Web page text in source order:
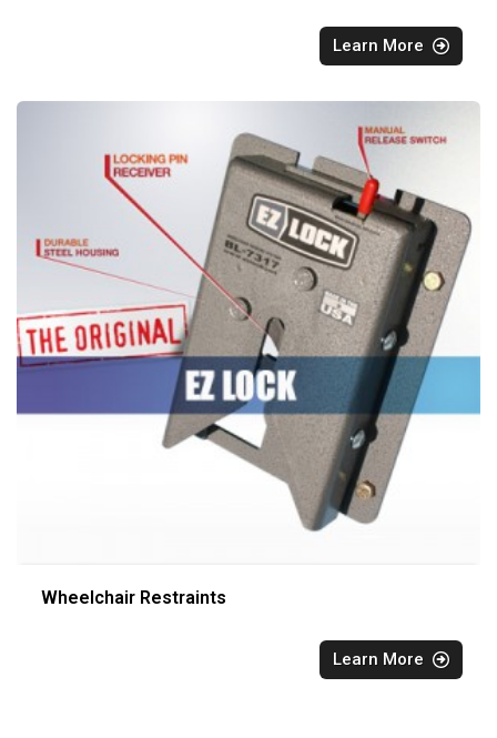
Learn More
Wheelchair Restraints
Learn More